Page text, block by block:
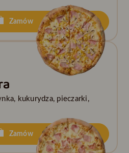
Zamów
kukurydza, pieczarki,
Zamów